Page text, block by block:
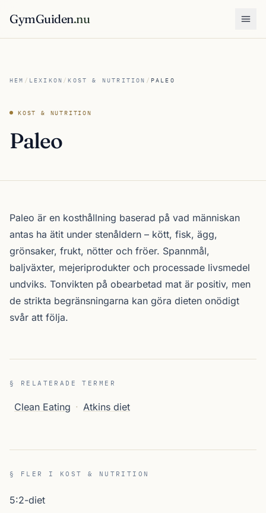
GymGuiden.nu
HEM / LEXIKON /KOST & NUTRITION / PALEO
KOST & NUTRITION
Paleo
Paleo är en kosthållning baserad på vad människan
antas ha ätit under stenåldern – kött, fisk, ägg,
grönsaker, frukt, nötter och fröer. Spannmål,
baljväxter, mejeriprodukter och processade livsmedel
undviks. Tonvikten på obearbetad mat är positiv, men
de strikta begränsningarna kan göra dieten onödigt
svår att följa.
§ RELATERADE TERMER
Clean Eating · Atkins diet
§ FLER I KOST & NUTRITION
5:2-diet